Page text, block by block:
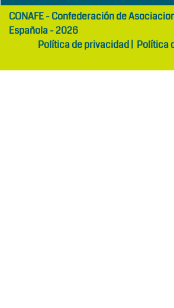
girls
abaya
maltepe
otelCONAFE - Confederación de
Española - 2026
Política de privacidad| Política